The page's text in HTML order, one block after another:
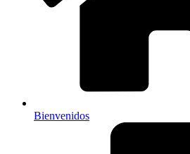
Bienvenidos